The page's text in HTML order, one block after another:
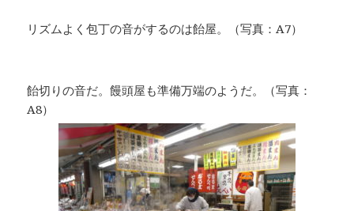
リズムよく包丁の音がするのは飴屋。（写真：A7）
飴切りの音だ。饅頭屋も準備万端のようだ。（写真：
A8）